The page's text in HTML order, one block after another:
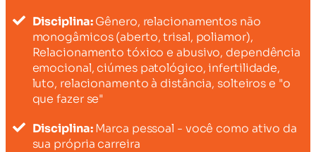
Disciplina:Gênero, relacionamentos não
monogâmicos (aberto, trisal, poliamor),
Relacionamento tóxico e abusivo, dependência
emocional, ciúmes patológico, infertilidade,
luto, relacionamento à distância, solteiros e "o
que fazer se"
Disciplina:Marca pessoal - você como ativo da
sua própria carreira